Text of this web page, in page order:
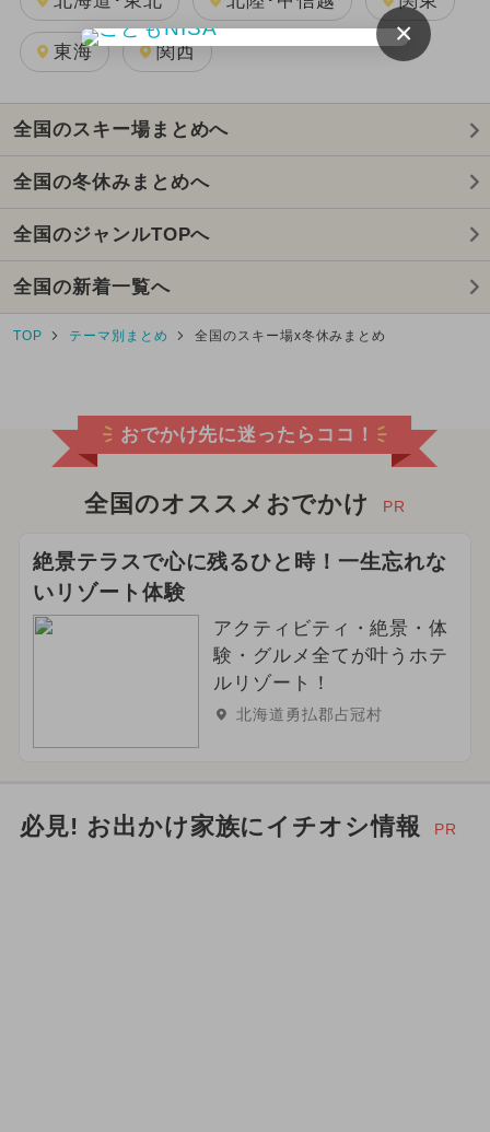
東海 関西
全国のスキー場まとめへ
全国の冬休みまとめへ
全国のジャンルTOPへ
全国の新着一覧へ
TOP テーマ別まとめ 全国のスキー場x冬休みまとめ
おでかけ先に迷ったらココ！
全国のオススメおでかけ PR
絶景テラスで心に残るひと時！一生忘れな
いリゾート体験
アクティビティ・絶景・体
験・グルメ全てが叶うホテ
ルリゾート！
北海道勇払郡占冠村
必見! お出かけ家族にイチオシ情報 PR
×